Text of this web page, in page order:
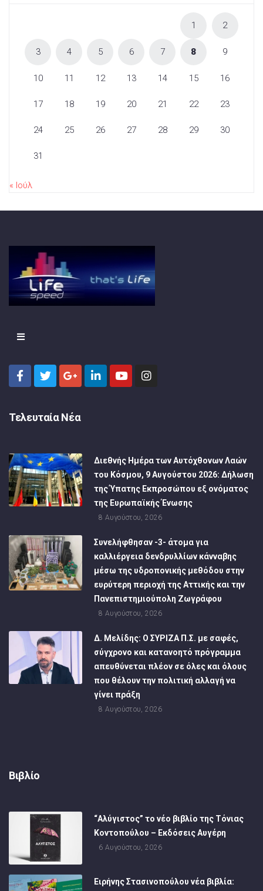
1 2
3 4 5 6 7 8 9
10 11 12 13 14 15 16
17 18 19 20 21 22 23
24 25 26 27 28 29 30
31
« Ιούλ
Τελευταία Νέα
Διεθνής Ημέρα των Αυτόχθονων Λαών
του Κόσμου, 9 Αυγούστου 2026: Δήλωση
της Ύπατης Εκπροσώπου εξ ονόματος
της Ευρωπαϊκής Ένωσης
8 Αυγούστου, 2026
Συνελήφθησαν -3- άτομα για
καλλιέργεια δενδρυλλίων κάνναβης
μέσω της υδροπονικής μεθόδου στην
ευρύτερη περιοχή της Αττικής και την
Πανεπιστημιούπολη Ζωγράφου
8 Αυγούστου, 2026
Δ. Μελίδης: Ο ΣΥΡΙΖΑ Π.Σ. με σαφές,
σύγχρονο και κατανοητό πρόγραμμα
απευθύνεται πλέον σε όλες και όλους
που θέλουν την πολιτική αλλαγή να
γίνει πράξη
8 Αυγούστου, 2026
Βιβλίο
“Αλύγιστος” το νέο βιβλίο της Τόνιας
Κοντοπούλου – Εκδόσεις Αυγέρη
6 Αυγούστου, 2026
Ειρήνης Στασινοπούλου νέα βιβλία: